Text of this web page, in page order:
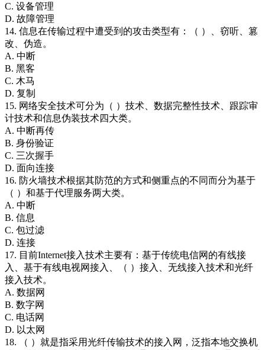
C. 设备管理
D. 故障管理
14. 信息在传输过程中遭受到的攻击类型有：（ ）、窃听、篡
改、伪造。
A. 中断
B. 黑客
C. 木马
D. 复制
15. 网络安全技术可分为（ ）技术、数据完整性技术、跟踪审
计技术和信息伪装技术四大类。
A. 中断再传
B. 身份验证
C. 三次握手
D. 面向连接
16. 防火墙技术根据其防范的方式和侧重点的不同而分为基于
（ ）和基于代理服务两大类。
A. 中断
B. 信息
C. 包过滤
D. 连接
17. 目前Internet接入技术主要有：基于传统电信网的有线接
入、基于有线电视网接入、（ ）接入、无线接入技术和光纤
接入技术。
A. 数据网
B. 数字网
C. 电话网
D. 以太网
18. （ ）就是指采用光纤传输技术的接入网，泛指本地交换机